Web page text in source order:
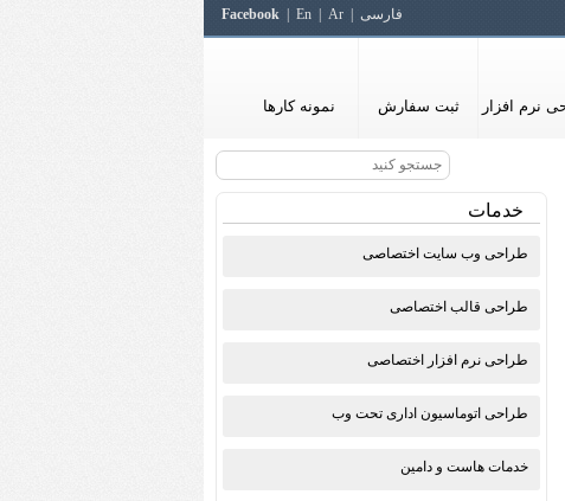
Facebook En Ar فارسی
نرم افزار ثبت سفارش نمونه کارها
خدمات
طراحی وب سایت اختصاصی
طراحی قالب اختصاصی
طراحی نرم افزار اختصاصی
طراحی اتوماسیون اداری تحت وب
خدمات هاست و دامین